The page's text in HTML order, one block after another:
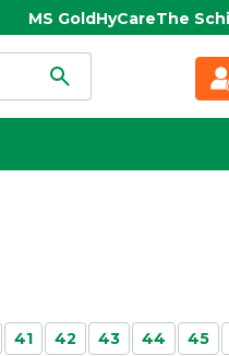
MS GoldHyCareThe
41 42 43 44 45